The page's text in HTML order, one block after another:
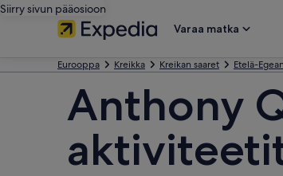
Siirry sivun pääosioon
Varaa matka
Eurooppa Kreikka Kreikan saaret Etelä-
Anthony